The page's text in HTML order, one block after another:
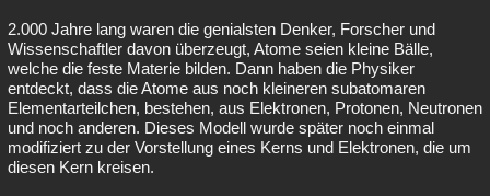
2.000 Jahre lang waren die genialsten Denker, Forscher und
Wissenschaftler davon überzeugt, Atome seien kleine Bälle,
welche die feste Materie bilden. Dann haben die Physiker
entdeckt, dass die Atome aus noch kleineren subatomaren
Elementarteilchen, bestehen, aus Elektronen, Protonen, Neutronen
und noch anderen. Dieses Modell wurde später noch einmal
modifiziert zu der Vorstellung eines Kerns und Elektronen, die um
diesen Kern kreisen.